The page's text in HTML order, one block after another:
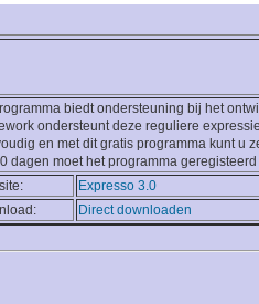
biedt ondersteuning bij het
ondersteunt deze reguliere
en met dit gratis programma kunt u
dagen moet het programma
Expresso 3.0
Direct downloaden